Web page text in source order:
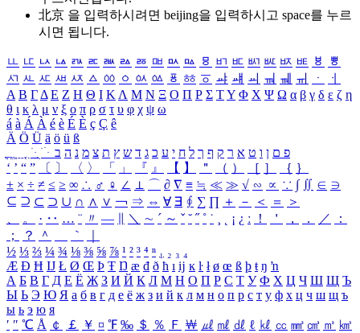
北京 을 입력하시려면 beijing을 입력하시고 space를 누르
시면 됩니다.
ㅥ ㅦ ㅧ ㅨ ㅩ ㅪ ㅫ ㅬ ㅭ ㅮ ㅯ ㅰ ㅱ ㅲ ㅳ ㅴ ㅵ ㅶ ㅷ ㅸ
ㅹ
ㅺ ㅻ ㅼ ㅽ ㅾ ㅿ ㆀ ㆁ ㆂ ㆃ ㆄ ㆅ ㆆ ㆇ ㆈ ㆉ ㆊ ㆋ ㆌ ㆍ
ㆎ
Α Β ΓΔ Ε Ζ Η Θ Ι ΚΛ Μ Ν Ξ Ο Π Ρ Σ ΤΥ Φ Χ Ψ Ω α β γ δ ε ζ η
θ ι κ λ μ ν ξ ο π ρ σ τ υ φ χ ψ ω
á à Á À é è É È ç Ç ê
Ä Ö Ü ä ö ü ß
ִֶֹ ֻּ ׁׂ פ ם ן ו ט א ר ק ף ך ל ח י ע כ ג ד ש ץ ת צ מ נ ה ב
‘ ’ “ ” 〔 〕 〈 〉 「 」 『 』 【 】 ＂ （ ） ［ ］ ｛ ｝
± × ÷ ≠ ≤ ≥ ∞ ∴ ♂ ♀ ∠ ⊥ ⌒ ∂ ∇ ≡ ≒ ≪ ≫ √ ∽ ∝ ∵ ∫ ∬ ∈ ∋
⊆ ⊇ ⊂ ⊃ ∪ ∩ ∧ ∨ ￢ ⇒ ⇔ ∀ ∃ ∮ ∑ ∏ ＋ － ＜ ＝
＞
、
。 · ‥ … ¨ 〃 ― ＼ ∼ ´ ～ ˇ ˘ ˝ ˚ ˙ ¸ ¡ ¿ ː ！ ＇ ， ． ／
：
；
？ ＾ ｀
½ ⅓ ⅔ ¼ ¾ ⅛ ⅜ ⅝ ⅞ ¹ ² ³ ⁴ ⁿ ₁ ₂ ₃ ₄
Æ Ð Ħ Ĳ Ł Ø Œ Þ Ŧ Ŋ æ đ ð ħ ı ĳ ĸ ŀ ł ø œ ß þ ŧ ŋ ŉ
А Б В Г Д Е Ё Ж З И Й К Л М Н О П Р С Т У Ф Х Ц Ч Ш Щ Ъ
Ы Ь Э Ю Я а б в г д е ё ж з и й к л м н о п р с т у ф х ц ч ш щ ъ
ы ь э ю я
′ ″ ℃ Å ￠ ￡ ￥ ¤ ℉ ‰ ＄ ％ Ｆ ￦ ㎕ ㎖ ㎗ ℓ ㎘ ㏄ ㎣ ㎤ ㎥ ㎦